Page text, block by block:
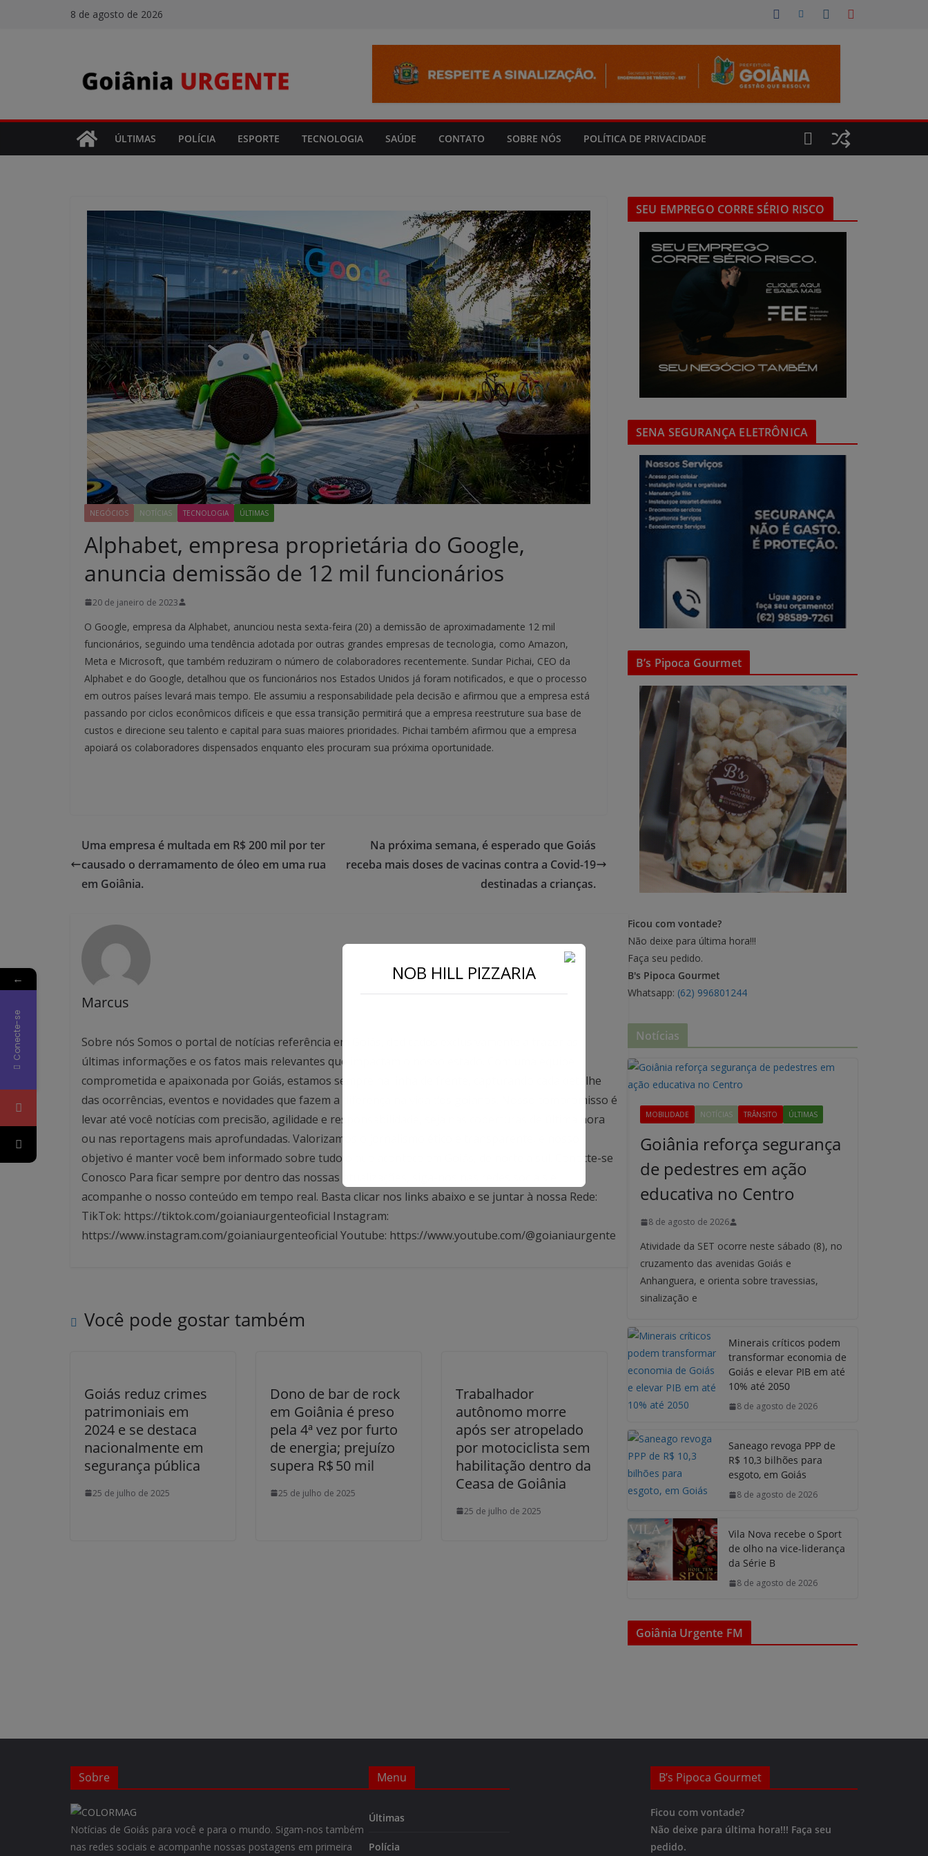
8 de agosto de 2026
ÚLTIMAS POLÍCIA ESPORTE TECNOLOGIA SAÚDE CONTATO SOBRE NÓS POLÍTICA DE PRIVACIDADE
NEGÓCIOS NOTÍCIAS TECNOLOGIA ÚLTIMAS
Alphabet, empresa proprietária do Google,
anuncia demissão de 12 mil funcionários
20 de janeiro de 2023
O Google, empresa da Alphabet, anunciou nesta sexta-feira (20) a demissão de aproximadamente 12 mil
funcionários, seguindo uma tendência adotada por outras grandes empresas de tecnologia, como Amazon,
Meta e Microsoft, que também reduziram o número de colaboradores recentemente. Sundar Pichai, CEO da
Alphabet e do Google, detalhou que os funcionários nos Estados Unidos já foram notificados, e que o processo
em outros países levará mais tempo. Ele assumiu a responsabilidade pela decisão e afirmou que a empresa está
passando por ciclos econômicos difíceis e que essa transição permitirá que a empresa reestruture sua base de
custos e direcione seu talento e capital para suas maiores prioridades. Pichai também afirmou que a empresa
apoiará os colaboradores dispensados enquanto eles procuram sua próxima oportunidade.
Uma empresa é multada em R$ 200 mil por ter
causado o derramamento de óleo em uma rua
em Goiânia.
Na próxima semana, é esperado que Goiás
receba mais doses de vacinas contra a Covid-19
destinadas a crianças.
Marcus
Sobre nós Somos o portal de notícias referência em Goiás, dedicados exclusivamente a trazer as
últimas informações e os fatos mais relevantes que impactam o nosso estado. Com uma equipe
comprometida e apaixonada por Goiás, estamos sempre na linha de frente, capturando cada detalhe
das ocorrências, eventos e novidades que fazem a diferença na vida dos goianos. Nosso compromisso é
levar até você notícias com precisão, agilidade e responsabilidade, seja nas coberturas de última hora
ou nas reportagens mais aprofundadas. Valorizamos o jornalismo ético e transparente, e nosso
objetivo é manter você bem informado sobre tudo o que acontece em Goiás, de norte a sul. Conecte-se
Conosco Para ficar sempre por dentro das nossas atualizações, siga-nos nas redes sociais e
acompanhe o nosso conteúdo em tempo real. Basta clicar nos links abaixo e se juntar à nossa Rede:
TikTok: https://tiktok.com/goianiaurgenteoficial Instagram:
https://www.instagram.com/goianiaurgenteoficial Youtube: https://www.youtube.com/@goianiaurgente
Você pode gostar também
Goiás reduz crimes
patrimoniais em
2024 e se destaca
nacionalmente em
segurança pública
25 de julho de 2025
Dono de bar de rock
em Goiânia é preso
pela 4ª vez por furto
de energia; prejuízo
supera R$ 50 mil
25 de julho de 2025
Trabalhador
autônomo morre
após ser atropelado
por motociclista sem
habilitação dentro da
Ceasa de Goiânia
25 de julho de 2025
SEU EMPREGO CORRE SÉRIO RISCO
SENA SEGURANÇA ELETRÔNICA
B’s Pipoca Gourmet
Ficou com vontade?
Não deixe para última hora!!!
Faça seu pedido.
B's Pipoca Gourmet
Whatsapp: (62) 996801244
Notícias
MOBILIDADE NOTÍCIAS TRÂNSITO ÚLTIMAS
Goiânia reforça segurança
de pedestres em ação
educativa no Centro
8 de agosto de 2026
Atividade da SET ocorre neste sábado (8), no
cruzamento das avenidas Goiás e
Anhanguera, e orienta sobre travessias,
sinalização e
Minerais críticos podem
transformar economia de
Goiás e elevar PIB em até
10% até 2050
8 de agosto de 2026
Saneago revoga PPP de
R$ 10,3 bilhões para
esgoto, em Goiás
8 de agosto de 2026
Vila Nova recebe o Sport
de olho na vice-liderança
da Série B
8 de agosto de 2026
Goiânia Urgente FM
Sobre
Notícias de Goiás para você e para o mundo. Sigam-nos também
nas redes sociais e acompanhe nossas postagens em primeira
Menu
Últimas
Polícia
B’s Pipoca Gourmet
Ficou com vontade?
Não deixe para última hora!!! Faça seu
pedido.
←
Conecte-se
NOB HILL PIZZARIA